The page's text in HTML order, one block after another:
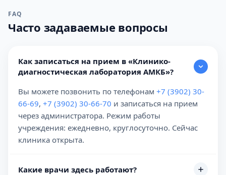
FAQ
Часто задаваемые вопросы
Как записаться на прием в «Клинико-
диагностическая лаборатория АМКБ»?
Вы можете позвонить по телефонам +7 (3902) 30-
66-69, +7 (3902) 30-66-70 и записаться на прием
через администратора. Режим работы
учреждения: ежедневно, круглосуточно. Сейчас
клиника открыта.
Какие врачи здесь работают?